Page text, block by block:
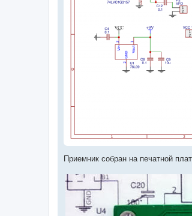
Приемник собран на печатной